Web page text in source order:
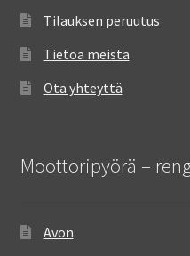
Tilauksen peruutus
Tietoa meistä
Ota yhteyttä
Moottoripyörä –
Avon